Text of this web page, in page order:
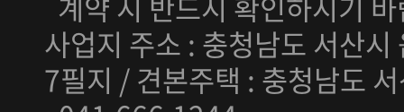
사업지 주소 : 충청남도 서산
7필지 / 견본주택 : 충청남도